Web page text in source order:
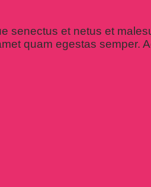
senectus et netus et
quam egestas semper.